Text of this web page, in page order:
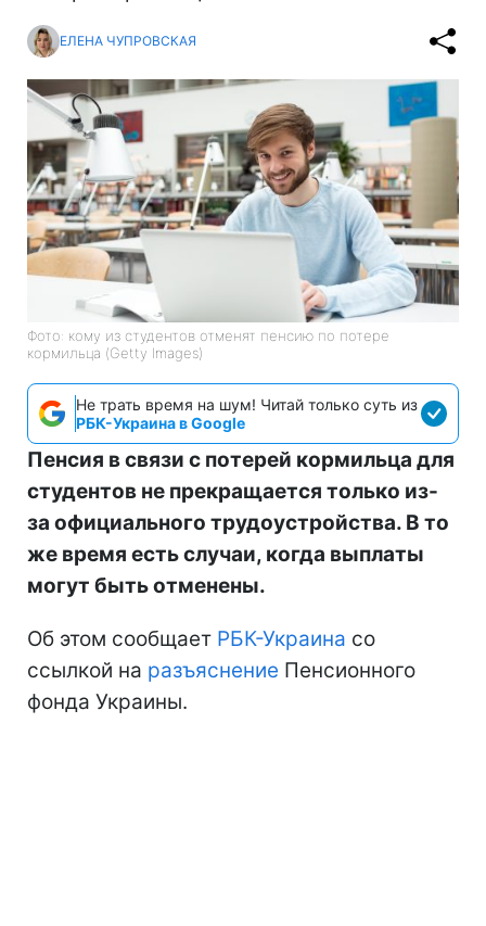
ЕЛЕНА ЧУПРОВСКАЯ
Фото: кому из студентов отменят пенсию по потере
кормильца (Getty Imagеs)
Не трать время на шум! Читай только суть из
РБК-Украина в Google
Пенсия в связи с потерей кормильца для
студентов не прекращается только из-
за официального трудоустройства. В то
же время есть случаи, когда выплаты
могут быть отменены.
Об этом сообщает РБК-Украина со
ссылкой на разъяснение Пенсионного
фонда Украины.